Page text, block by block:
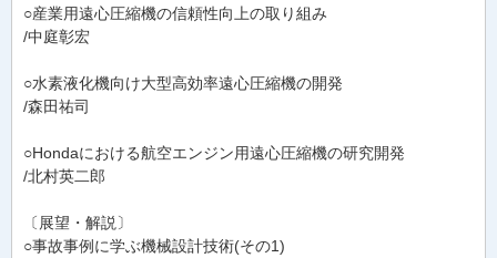
○産業用遠心圧縮機の信頼性向上の取り組み
/中庭彰宏
○水素液化機向け大型高効率遠心圧縮機の開発
/森田祐司
○Hondaにおける航空エンジン用遠心圧縮機の研究開発
/北村英二郎
〔展望・解説〕
○事故事例に学ぶ機械設計技術(その1)